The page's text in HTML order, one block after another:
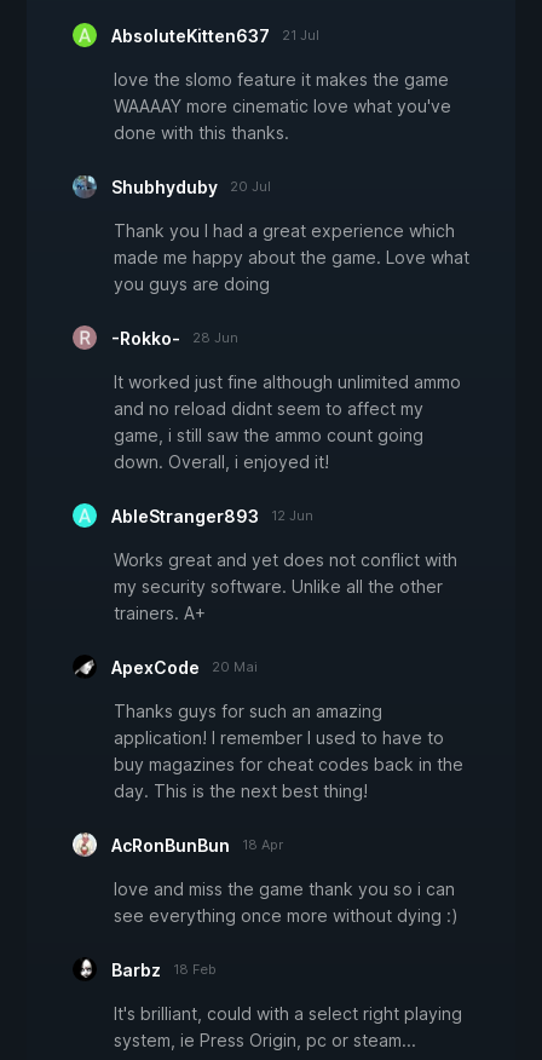
AbsoluteKitten637 21 Jul
love the slomo feature it makes the game
WAAAAY more cinematic love what you've
done with this thanks.
Shubhyduby 20 Jul
Thank you I had a great experience which
made me happy about the game. Love what
you guys are doing
-Rokko- 28 Jun
It worked just fine although unlimited ammo
and no reload didnt seem to affect my
game, i still saw the ammo count going
down. Overall, i enjoyed it!
AbleStranger893 12 Jun
Works great and yet does not conflict with
my security software. Unlike all the other
trainers. A+
ApexCode 20 Mai
Thanks guys for such an amazing
application! I remember I used to have to
buy magazines for cheat codes back in the
day. This is the next best thing!
AcRonBunBun 18 Apr
love and miss the game thank you so i can
see everything once more without dying :)
Barbz 18 Feb
It's brilliant, could with a select right playing
system, ie Press Origin, pc or steam...